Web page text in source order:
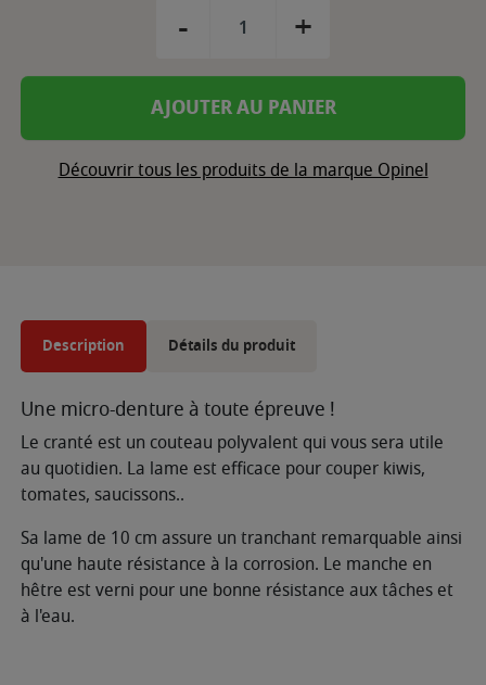
- +
AJOUTER AU PANIER
Découvrir tous les produits de la marque Opinel
Description Détails du produit
Une micro-denture à toute épreuve !
Le cranté est un couteau polyvalent qui vous sera utile
au quotidien. La lame est efficace pour couper kiwis,
tomates, saucissons..
Sa lame de 10 cm assure un tranchant remarquable ainsi
qu'une haute résistance à la corrosion. Le manche en
hêtre est verni pour une bonne résistance aux tâches et
à l'eau.